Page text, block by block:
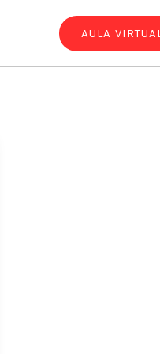
AULA VIRTUAL